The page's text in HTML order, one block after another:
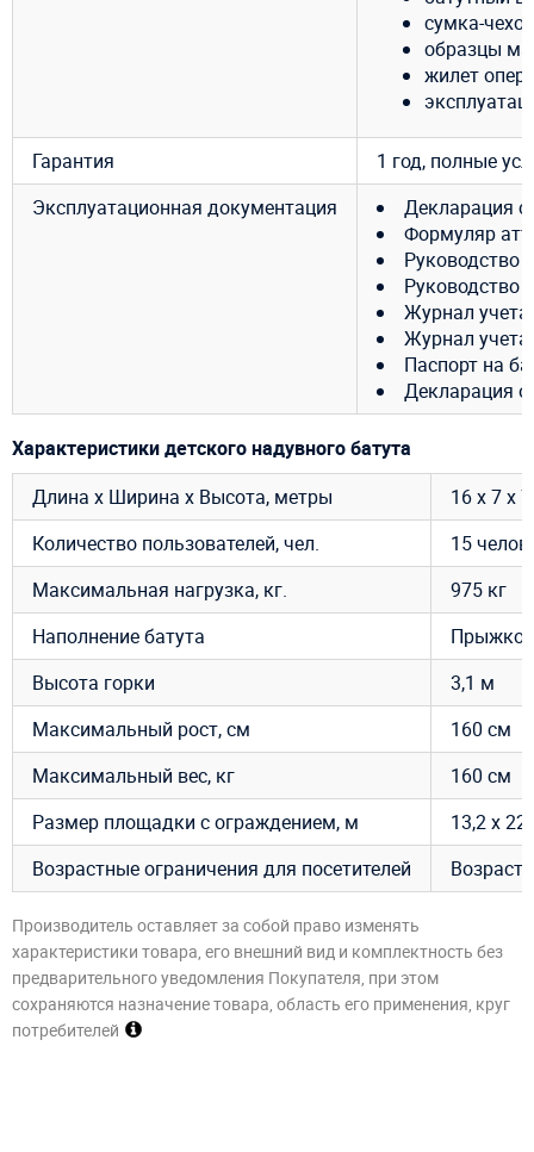
сумка-
образцы
жилет
Гарантия
1 год, полные
Эксплуатационная документация
Декларация
Формуляр
Руководство
Руководство
Журнал учета
Журнал учета
Паспорт на
Декларация
Характеристики детского надувного батута
Длина х Ширина х Высота, метры
16 х 7 х
Количество пользователей, чел.
15
Максимальная нагрузка, кг.
975 кг
Наполнение батута
Высота горки
3,1 м
Максимальный рост, см
160 см
Максимальный вес, кг
160 см
Размер площадки с ограждением, м
13,2 х
Возрастные ограничения для посетителей
Возраст
Производитель оставляет за собой право изменять
характеристики товара, его внешний вид и комплектность без
предварительного уведомления Покупателя, при этом
сохраняются назначение товара, область его применения, круг
потребителей